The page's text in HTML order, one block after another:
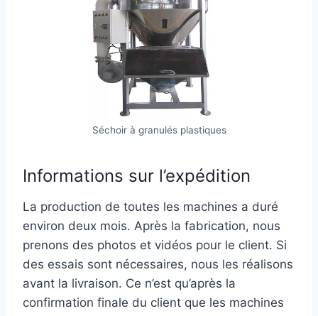
Séchoir à granulés plastiques
Informations sur l’expédition
La production de toutes les machines a duré
environ deux mois. Après la fabrication, nous
prenons des photos et vidéos pour le client. Si
des essais sont nécessaires, nous les réalisons
avant la livraison. Ce n’est qu’après la
confirmation finale du client que les machines